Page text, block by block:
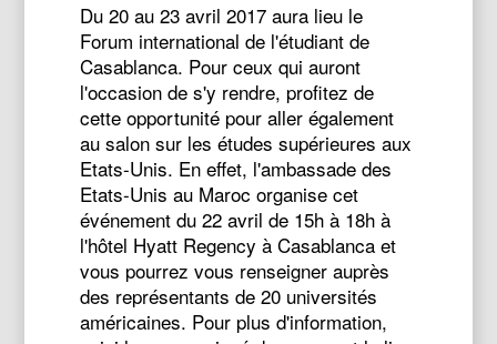
Du 20 au 23 avril 2017 aura lieu le
Forum international de l'étudiant de
Casablanca. Pour ceux qui auront
l'occasion de s'y rendre, profitez de
cette opportunité pour aller également
au salon sur les études supérieures aux
Etats-Unis. En effet, l'ambassade des
Etats-Unis au Maroc organise cet
événement du 22 avril de 15h à 18h à
l'hôtel Hyatt Regency à Casablanca et
vous pourrez vous renseigner auprès
des représentants de 20 universités
américaines. Pour plus d'information,